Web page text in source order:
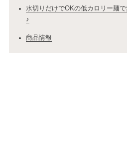
水切りだけでOKの低カロリー麺
♪
商品情報